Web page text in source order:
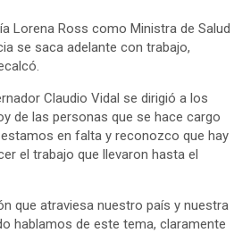
Lorena Ross como Ministra de Salud
se saca adelante con trabajo,
Claudio Vidal se dirigió a los
de las personas que se hace cargo
en falta y reconozco que hay
el trabajo que llevaron hasta el
que atraviesa nuestro país y nuestra
hablamos de este tema, claramente